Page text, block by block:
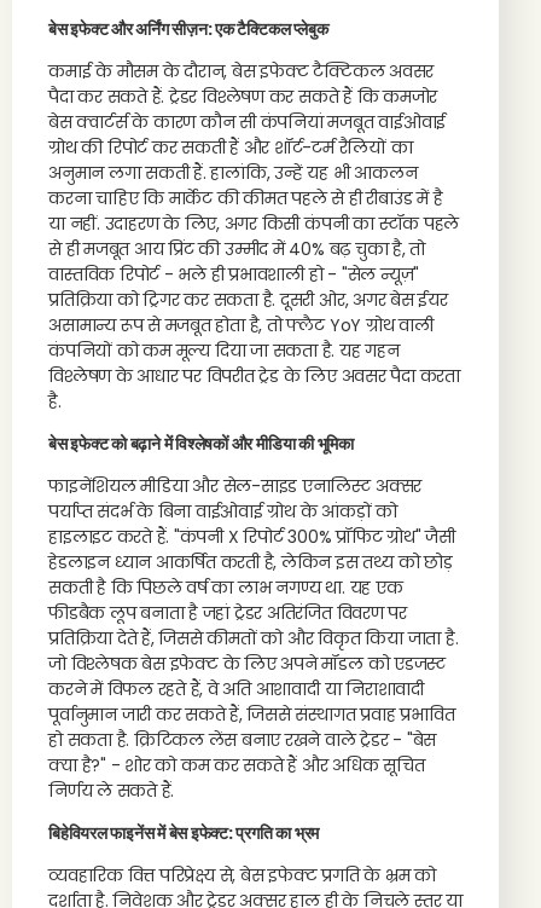
बेस इफेक्ट और अर्निंग सीज़न: एक टैक्टिकल प्लेबुक
कमाई के मौसम के दौरान, बेस इफेक्ट टैक्टिकल अवसर
पैदा कर सकते हैं. ट्रेडर विश्लेषण कर सकते हैं कि कमजोर
बेस क्वार्टर्स के कारण कौन सी कंपनियां मजबूत वाईओवाई
ग्रोथ की रिपोर्ट कर सकती हैं और शॉर्ट-टर्म रैलियों का
अनुमान लगा सकती हैं. हालांकि, उन्हें यह भी आकलन
करना चाहिए कि मार्केट की कीमत पहले से ही रीबाउंड में है
या नहीं. उदाहरण के लिए, अगर किसी कंपनी का स्टॉक पहले
से ही मजबूत आय प्रिंट की उम्मीद में 40% बढ़ चुका है, तो
वास्तविक रिपोर्ट - भले ही प्रभावशाली हो - "सेल न्यूज़"
प्रतिक्रिया को ट्रिगर कर सकता है. दूसरी ओर, अगर बेस ईयर
असामान्य रूप से मजबूत होता है, तो फ्लैट YoY ग्रोथ वाली
कंपनियों को कम मूल्य दिया जा सकता है. यह गहन
विश्लेषण के आधार पर विपरीत ट्रेड के लिए अवसर पैदा करता
है.
बेस इफेक्ट को बढ़ाने में विश्लेषकों और मीडिया की भूमिका
फाइनेंशियल मीडिया और सेल-साइड एनालिस्ट अक्सर
पर्याप्त संदर्भ के बिना वाईओवाई ग्रोथ के आंकड़ों को
हाइलाइट करते हैं. "कंपनी X रिपोर्ट 300% प्रॉफिट ग्रोथ" जैसी
हेडलाइन ध्यान आकर्षित करती है, लेकिन इस तथ्य को छोड़
सकती है कि पिछले वर्ष का लाभ नगण्य था. यह एक
फीडबैक लूप बनाता है जहां ट्रेडर अतिरंजित विवरण पर
प्रतिक्रिया देते हैं, जिससे कीमतों को और विकृत किया जाता है.
जो विश्लेषक बेस इफेक्ट के लिए अपने मॉडल को एडजस्ट
करने में विफल रहते हैं, वे अति आशावादी या निराशावादी
पूर्वानुमान जारी कर सकते हैं, जिससे संस्थागत प्रवाह प्रभावित
हो सकता है. क्रिटिकल लेंस बनाए रखने वाले ट्रेडर - "बेस
क्या है?" - शोर को कम कर सकते हैं और अधिक सूचित
निर्णय ले सकते हैं.
बिहेवियरल फाइनेंस में बेस इफेक्ट: प्रगति का भ्रम
व्यवहारिक वित्त परिप्रेक्ष्य से, बेस इफेक्ट प्रगति के भ्रम को
दर्शाता है. निवेशक और ट्रेडर अक्सर हाल ही के निचले स्तर या